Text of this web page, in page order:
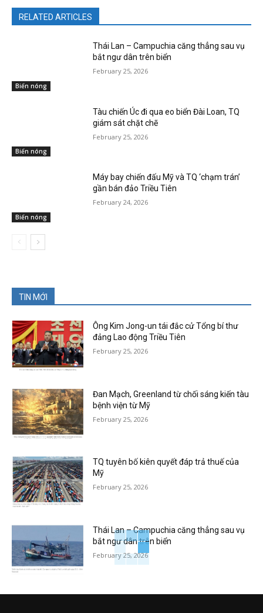
RELATED ARTICLES
Biển nóng
Thái Lan – Campuchia căng thẳng sau vụ
bắt ngư dân trên biển
February 25, 2026
Biển nóng
Tàu chiến Úc đi qua eo biển Đài Loan, TQ
giám sát chặt chẽ
February 25, 2026
Biển nóng
Máy bay chiến đấu Mỹ và TQ ‘chạm trán’
gần bán đảo Triều Tiên
February 24, 2026
TIN MỚI
Ông Kim Jong-un tái đắc cử Tổng bí thư
đảng Lao động Triều Tiên
February 25, 2026
Đan Mạch, Greenland từ chối sáng kiến tàu
bệnh viện từ Mỹ
February 25, 2026
TQ tuyên bố kiên quyết đáp trả thuế của
Mỹ
February 25, 2026
Thái Lan – Campuchia căng thẳng sau vụ
bắt ngư dân trên biển
February 25, 2026